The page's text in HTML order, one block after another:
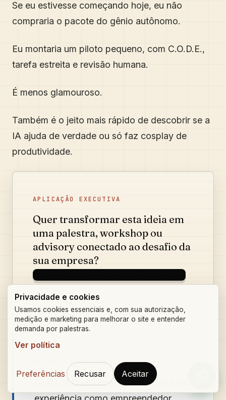
Se eu estivesse começando hoje, eu não
compraria o pacote do gênio autônomo.
Eu montaria um piloto pequeno, com C.O.D.E.,
tarefa estreita e revisão humana.
É menos glamouroso.
Também é o jeito mais rápido de descobrir se a
IA ajuda de verdade ou só faz cosplay de
produtividade.
APLICAÇÃO EXECUTIVA
Quer transformar esta ideia em
uma palestra, workshop ou
advisory conectado ao desafio da
sua empresa?
AUTORIA E MÉTODO
Gustavo Caetanoescreve a partir da
Privacidade e cookies
Usamos cookies essenciais e, com sua autorização,
medição e marketing para melhorar o site e entender
demanda por palestras.
Ver política
Preferências Recusar Aceitar